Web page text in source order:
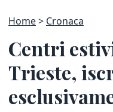
Home Cronaca
Centri
Trieste,